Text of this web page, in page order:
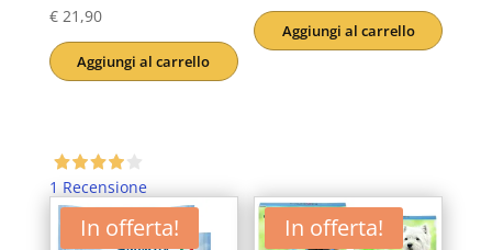
€21,90
Aggiungi al carrello
1 Recensione
prezzo
originale
prezzo
attuale
Aggiungi al carrello
In offerta! In offerta!